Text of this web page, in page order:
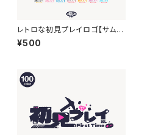
レトロな初見プレイロゴ【サムネ
素材】
¥500